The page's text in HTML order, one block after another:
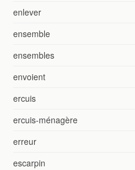
enlever
ensemble
ensembles
envoient
ercuis
ercuis-ménagère
erreur
escarpin